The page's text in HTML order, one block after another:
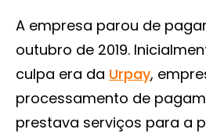
A empresa parou de
outubro de 2019.
culpa era da Urpay,
processamento de
prestava serviços para a